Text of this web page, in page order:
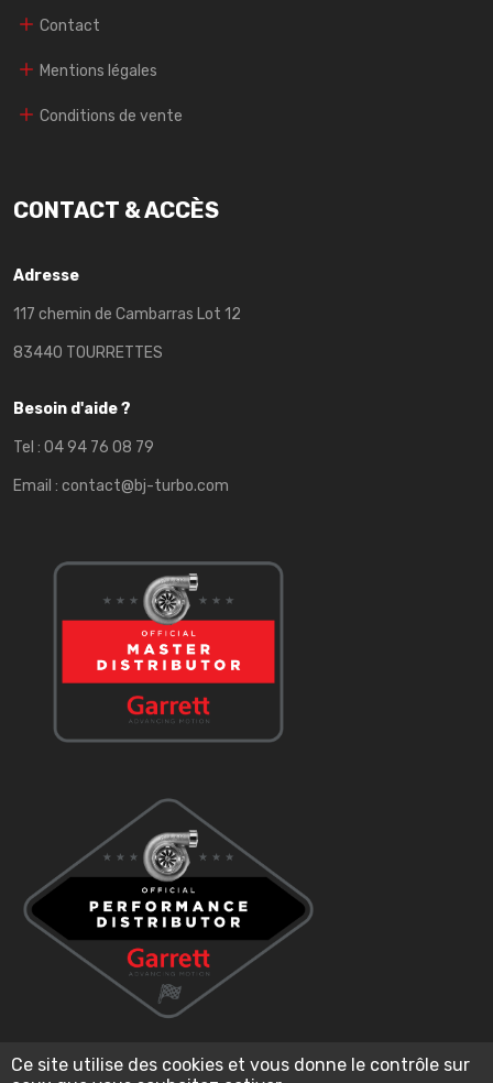
Contact
Mentions légales
Conditions de vente
CONTACT & ACCÈS
Adresse
117 chemin de Cambarras Lot 12
83440 TOURRETTES
Besoin d'aide ?
Tel : 04 94 76 08 79
Email : contact@bj-turbo.com
Ce site utilise des cookies et vous donne le contrôle sur